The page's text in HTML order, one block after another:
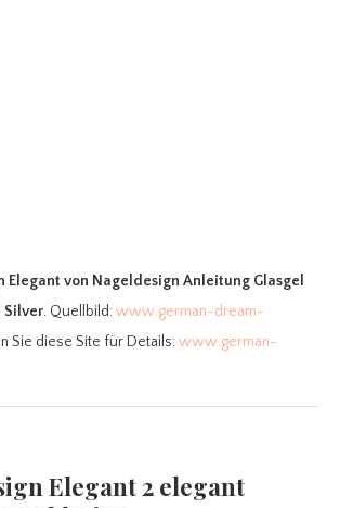
Elegant von Nageldesign Anleitung Glasgel
Silver. Quellbild:www.german-dream-
Sie diese Site für Details:www.german-
Elegant 2 elegant